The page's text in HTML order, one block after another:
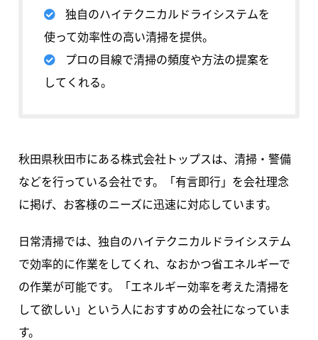
独自のハイテクニカルドライシステムを
使って効率性の高い清掃を提供。
プロの目線で清掃の頻度や方法の提案を
してくれる。
秋田県秋田市にある株式会社トップスは、清掃・警備
などを行っている会社です。「有言即行」を会社理念
に掲げ、お客様のニーズに迅速に対応しています。
日常清掃では、独自のハイテクニカルドライシステム
で効率的に作業をしてくれ、なおかつ省エネルギーで
の作業が可能です。「エネルギー効率を考えた清掃を
して欲しい」という人におすすめの会社になっていま
す。